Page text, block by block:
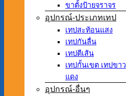
ขาตั้งป้ายจราจร
อุปกรณ์-ประเภทเทป
เทปสะท้อนแสง
เทปกันลื่น
เทปตีเส้น
เทปกั้นเขต เทปขาว
แดง
อุปกรณ์-อื่นๆ